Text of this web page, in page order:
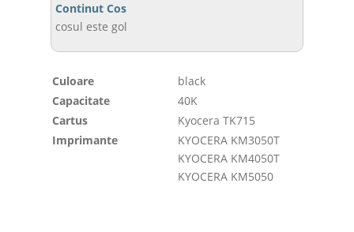
Continut Cos
cosul este gol
Culoare
black
Capacitate
40K
Cartus
Kyocera TK715
Imprimante
KYOCERA KM3050T
KYOCERA KM4050T
KYOCERA KM5050